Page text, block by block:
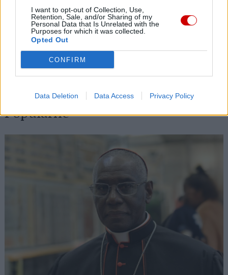
I want to opt-out of Collection, Use,
Retention, Sale, and/or Sharing of my
Personal Data that Is Unrelated with the
Purposes for which it was collected.
Opted Out
CONFIRM
Data Deletion Data Access Privacy Policy
Episkopat opublikował dane statystyczne za 2025 rok
09 sierpnia 2026 | 14:24
Kościół w Pozzuoli na pierwszej linii: Msza wśród gruzów,
09 sierpnia 2026 | 14:19
Zwierzchnik UKGK: „Nie bójcie się, bądźcie wolni!” – dziedzictwo
Popularne